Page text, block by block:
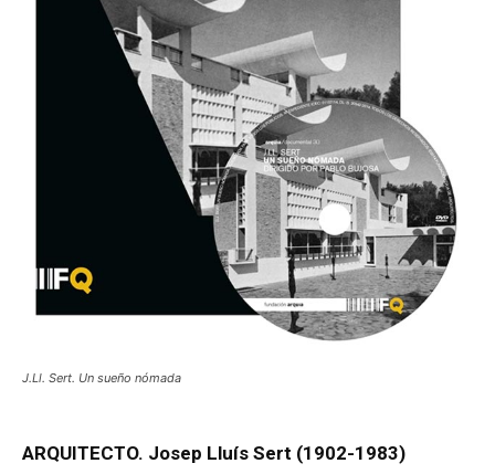
J.Ll. Sert. Un sueño nómada
ARQUITECTO. Josep Lluís Sert (1902-1983)